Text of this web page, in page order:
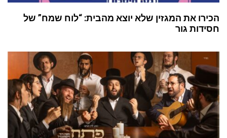
הכירו את המגזין שלא יוצא מהבית: “לוח שמח” של
חסידות גור